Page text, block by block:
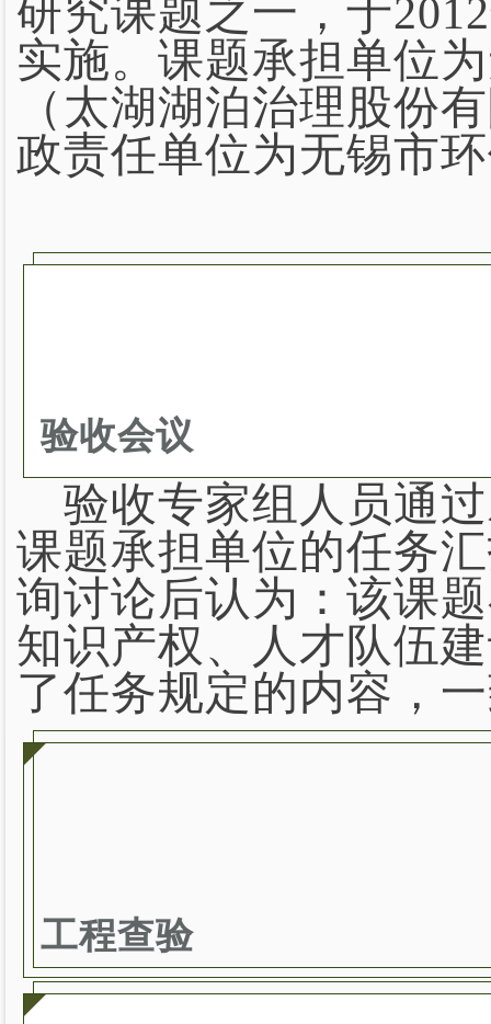
研究课题之一，于
实施。课题承担单位
（太湖湖泊治理股份
政责任单位为无锡市
验收会议
验收专家组人员通
课题承担单位的任务
询讨论后认为：该课
知识产权、人才队伍
了任务规定的内容，
工程查验